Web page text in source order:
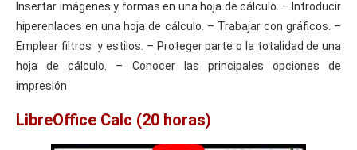
Insertar imágenes y formas en una hoja de cálculo. – Introducir
hiperenlaces en una hoja de cálculo. – Trabajar con gráficos. –
Emplear filtros y estilos. – Proteger parte o la totalidad de una
hoja de cálculo. – Conocer las principales opciones de
impresión
LibreOffice Calc (20 horas)